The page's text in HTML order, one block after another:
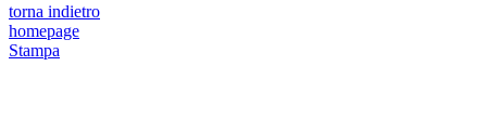
torna indietro
homepage
Stampa